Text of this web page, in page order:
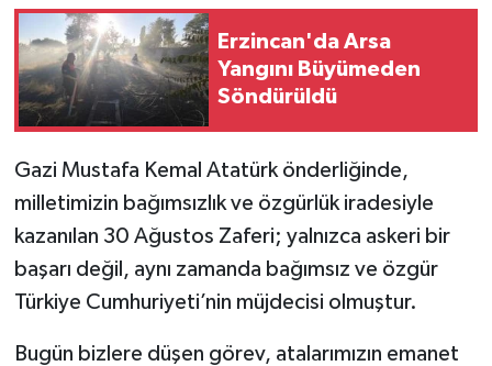
Erzincan'da Arsa
Yangını Büyümeden
Söndürüldü
Gazi Mustafa Kemal Atatürk önderliğinde,
milletimizin bağımsızlık ve özgürlük iradesiyle
kazanılan 30 Ağustos Zaferi; yalnızca askeri bir
başarı değil, aynı zamanda bağımsız ve özgür
Türkiye Cumhuriyeti’nin müjdecisi olmuştur.
Bugün bizlere düşen görev, atalarımızın emanet